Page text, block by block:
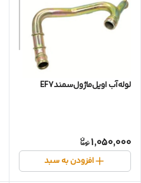
لوله‌آب اویل‌ماژول‌سمندEF7
1,050,000
افزودن به سبد